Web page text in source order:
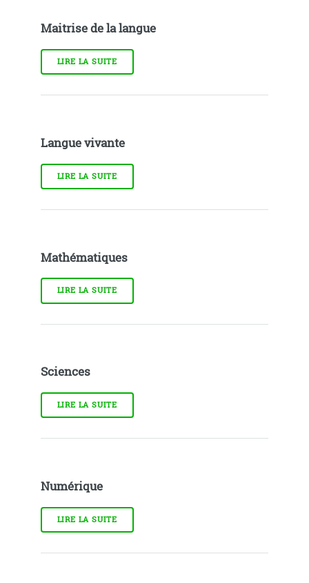
Maitrise de la langue
LIRE LA SUITE
Langue vivante
LIRE LA SUITE
Mathématiques
LIRE LA SUITE
Sciences
LIRE LA SUITE
Numérique
LIRE LA SUITE